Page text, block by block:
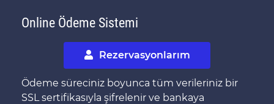
Online Ödeme Sistemi
Rezervasyonlarım
Ödeme süreciniz boyunca tüm verileriniz bir
SSL sertifikasıyla şifrelenir ve bankaya